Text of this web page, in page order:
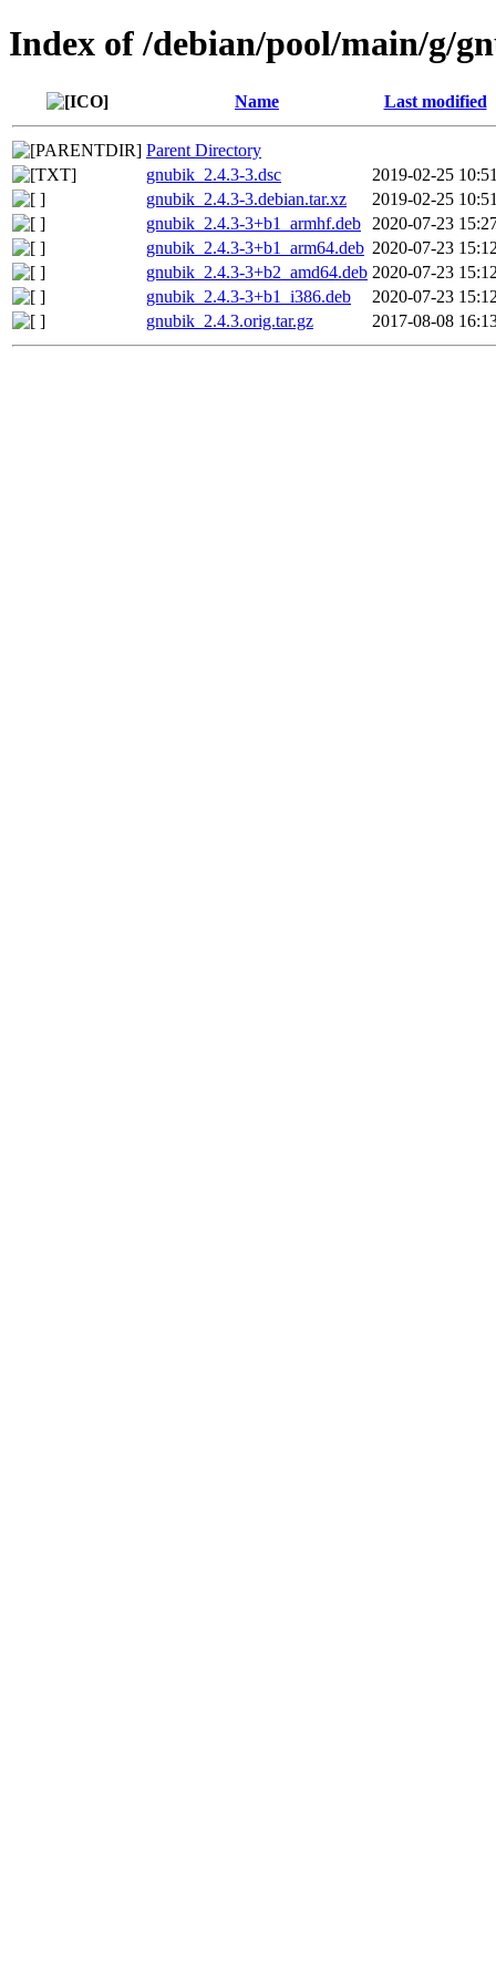
Index of /debian/pool/main/g/
Name Last modified
Parent Directory
gnubik_2.4.3-3.dsc
2019-02-25
gnubik_2.4.3-3.debian.tar.xz
2019-02-25
gnubik_2.4.3-3+b1_armhf.deb
2020-07-23
gnubik_2.4.3-3+b1_arm64.deb 2020-07-23
gnubik_2.4.3-3+b2_amd64.deb 2020-07-23
gnubik_2.4.3-3+b1_i386.deb
2020-07-23
gnubik_2.4.3.orig.tar.gz
2017-08-08